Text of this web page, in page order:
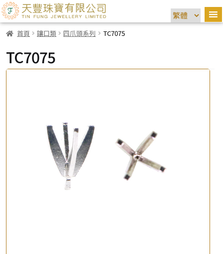
首頁 鑲口類 四爪頭系列 TC7075
TC7075